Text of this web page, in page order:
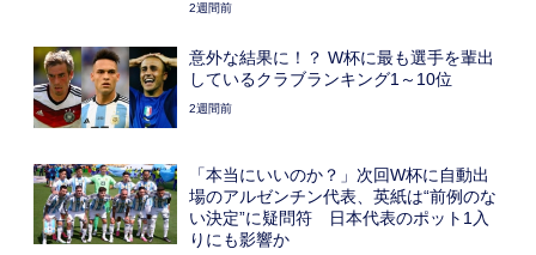
2週間前
意外な結果に！？ W杯に最も選手を輩出
しているクラブランキング1～10位
2週間前
「本当にいいのか？」次回W杯に自動出
場のアルゼンチン代表、英紙は“前例のな
い決定”に疑問符 日本代表のポット1入
りにも影響か